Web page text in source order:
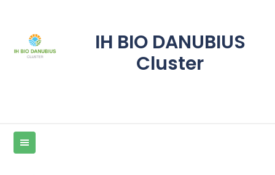
content
IH BIO DANUBIUS
Cluster